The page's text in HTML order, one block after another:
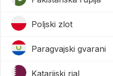
Poljski zlot
Paragvajski gvarani
Katarijski rial